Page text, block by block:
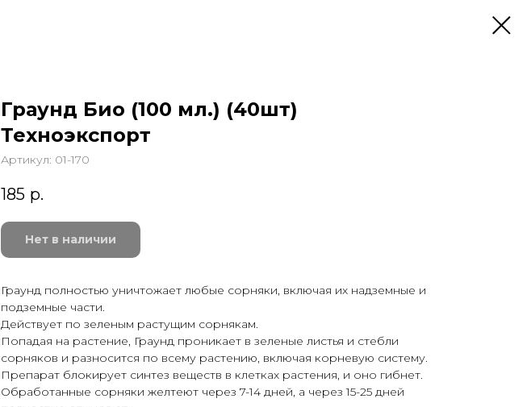
Граунд Био (100 мл.) (40шт)
Техноэкспорт
Артикул: 01-170
185 р.
Нет в наличии
Граунд полностью уничтожает любые сорняки, включая их надземные и
подземные части.
Действует по зеленым растущим сорнякам.
Попадая на растение, Граунд проникает в зеленые листья и стебли
сорняков и разносится по всему растению, включая корневую систему.
Препарат блокирует синтез веществ в клетках растения, и оно гибнет.
Обработанные сорняки желтеют через 7-14 дней, а через 15-25 дней